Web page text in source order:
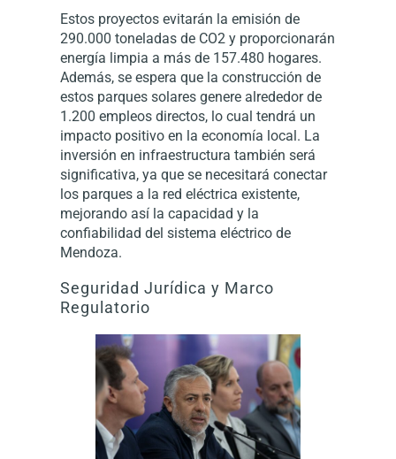
Estos proyectos evitarán la emisión de
290.000 toneladas de CO2 y proporcionarán
energía limpia a más de 157.480 hogares.
Además, se espera que la construcción de
estos parques solares genere alrededor de
1.200 empleos directos, lo cual tendrá un
impacto positivo en la economía local. La
inversión en infraestructura también será
significativa, ya que se necesitará conectar
los parques a la red eléctrica existente,
mejorando así la capacidad y la
confiabilidad del sistema eléctrico de
Mendoza.
Seguridad Jurídica y Marco
Regulatorio